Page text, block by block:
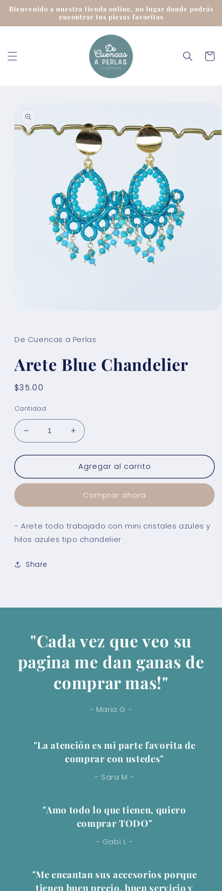
directamente
Bienvenido a nuestra tienda online, un lugar donde podrás
encontrar tus piezas favoritas
Carrito
información
del producto
1
en
ventana
modal
De Cuencas a Perlas
Arete Blue Chandelier
Precio
$35.00
Cantidad
Reducir
cantidad
para
Blue
Aumentar
cantidad
para
Arete
Blue
Agregar al carrito
Comprar ahora
- Arete todo trabajado con mini cristales azules y
hilos azules tipo chandelier
Share
"Cada vez que veo su
pagina me dan ganas de
comprar mas!"
- Maria G -
"La atención es mi parte favorita de
comprar con ustedes"
- Sara M -
"Amo todo lo que tienen, quiero
comprar TODO"
- Gabi L -
"Me encantan sus accesorios porque
tienen buen precio, buen servicio y